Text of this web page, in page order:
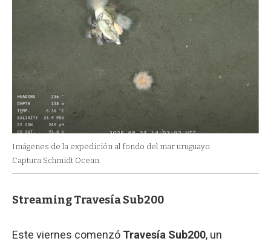
Imágenes de la expedición al fondo del mar uruguayo.
Captura Schmidt Ocean.
Streaming Travesía Sub200
Este viernes comenzó Travesía Sub200, un